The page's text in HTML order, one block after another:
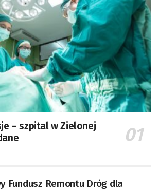
– szpital w Zielonej
Fundusz Remontu Dróg dla